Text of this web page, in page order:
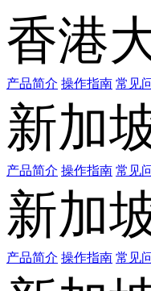
香港
产品简介 操作指南 常见
新加
产品简介 操作指南 常见
新加
产品简介 操作指南 常见